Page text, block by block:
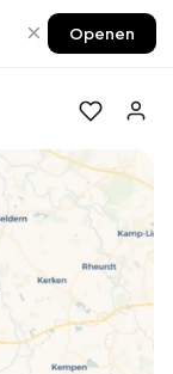
× Openen